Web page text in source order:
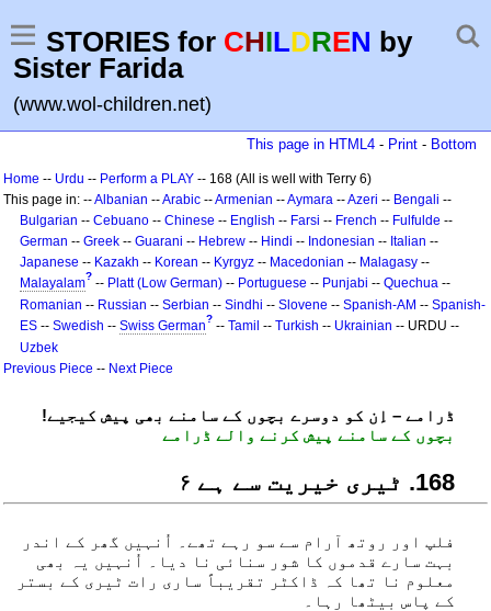
STORIES for CHILDREN by
Sister Farida
(www.wol-children.net)
This page in HTML4 - Print - Bottom
Home -- Urdu -- Perform a PLAY -- 168 (All is well with Terry 6)
This page in: --Albanian --Arabic --Armenian --Aymara --Azeri -- Bengali --
Bulgarian -- Cebuano -- Chinese -- English -- Farsi -- French -- Fulfulde --
German -- Greek -- Guarani -- Hebrew -- Hindi -- Indonesian -- Italian --
Japanese -- Kazakh -- Korean -- Kyrgyz -- Macedonian -- Malagasy --
Malayalam? -- Platt (Low German) -- Portuguese -- Punjabi -- Quechua --
Romanian -- Russian -- Serbian -- Sindhi -- Slovene -- Spanish-AM -- Spanish-
ES -- Swedish -- Swiss German? -- Tamil -- Turkish -- Ukrainian -- URDU --
Uzbek
Previous Piece -- Next Piece
!ڈرامے – اِن کو دوسرے بچوں کے سامنے بھی پیش کیجیے
بچوں کے سامنے پیش کرنے والے ڈرامے
861. ٹیری خیریت سے ہے ۶
فلپ اور روتھ آرام سے سو رہے تھے۔ اُنہیں گھر کے اندر
بہت سارے قدموں کا شور سنائی نا دیا۔ اُنہیں یہ بھی
معلوم نا تھا کہ ڈاکٹر تقریباً ساری رات ٹیری کے بستر
کے پاس بیٹھا رہا۔